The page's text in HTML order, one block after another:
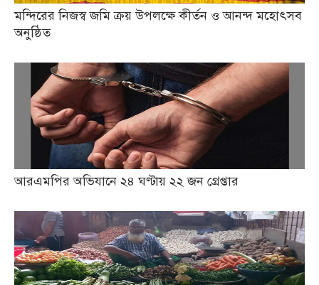
মন্দিরের নিজস্ব জমি ক্রয় উপলক্ষে কীর্তন ও আনন্দ মহোৎসব
অনুষ্ঠিত
আরএমপির অভিযানে ২৪ ঘণ্টায় ২২ জন গ্রেপ্তার